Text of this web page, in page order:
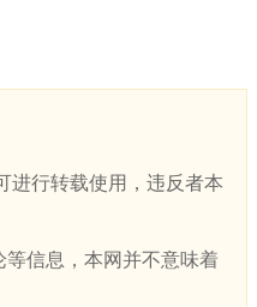
进行转载使用，违反者本
等信息，本网并不意味着